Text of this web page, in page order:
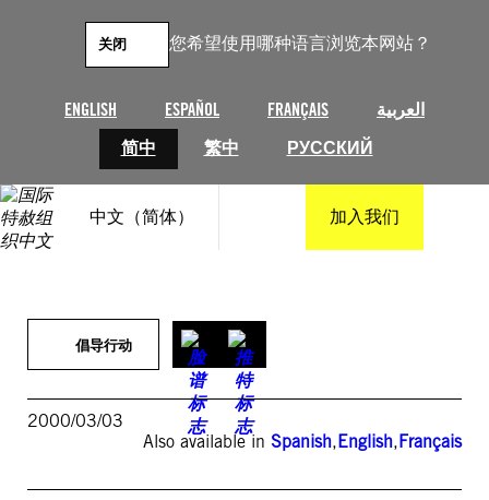
您希望使用哪种语言浏览本网站？
ENGLISH ESPAÑOL FRANÇAIS
العربية
简中
繁中 РУССКИЙ
关闭
中文（简体） 加入我们
倡导行动
2000/03/03
Also available in Spanish,English,Français